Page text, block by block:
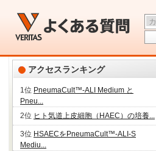
アクセスランキング
1位 PneumaCult™-ALI Medium と
Pneu...
2位 ヒト気道上皮細胞（HAEC）の培養...
3位 HSAECをPneumaCult™-ALI-S
Mediu...